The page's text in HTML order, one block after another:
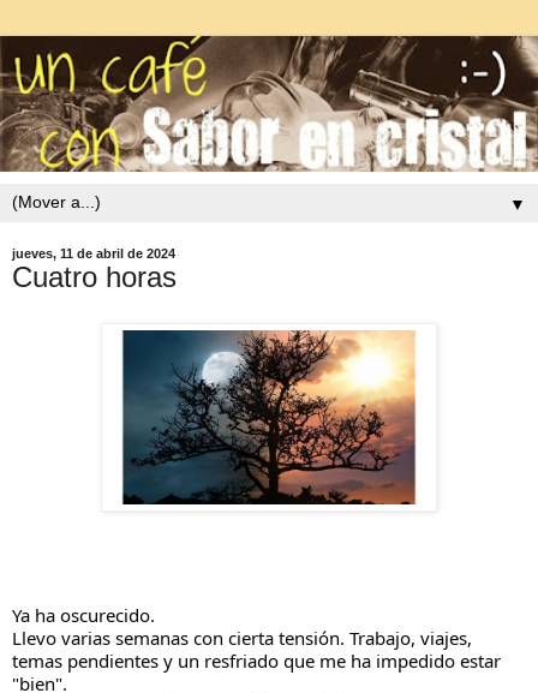
▼
jueves, 11 de abril de 2024
Cuatro horas
Ya ha oscurecido.
Llevo varias semanas con cierta tensión. Trabajo, viajes,
temas pendientes y un resfriado que me ha impedido estar
"bien".